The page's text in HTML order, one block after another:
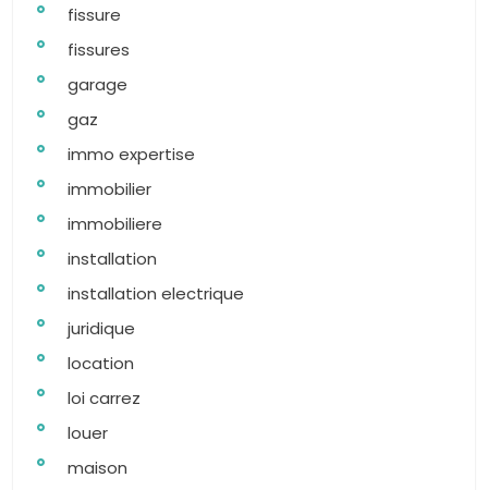
fissure
fissures
garage
gaz
immo expertise
immobilier
immobiliere
installation
installation electrique
juridique
location
loi carrez
louer
maison